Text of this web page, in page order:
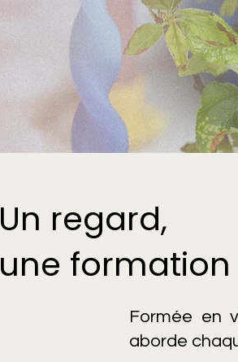
Formée en
aborde
Un regard,
une formation